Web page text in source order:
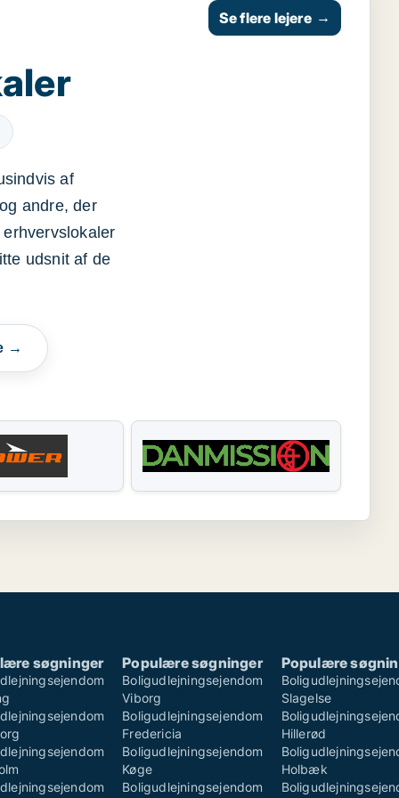
af
andre, der
udsnit af de
→
Se flere lejere →
søgninger Populære søgninger
Boligudlejningsejendom
Viborg
Boligudlejningsejendom
Fredericia
Boligudlejningsejendom
Køge
Boligudlejningsejendom
Populære
Slagelse
Hillerød
Holbæk